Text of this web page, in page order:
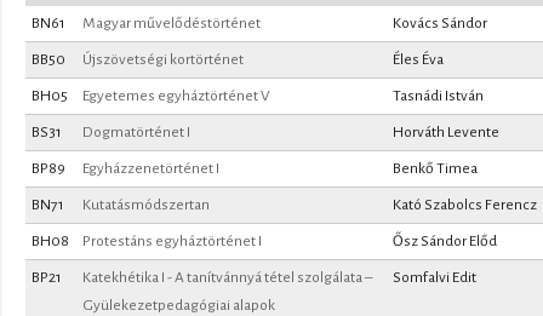
BN61 Magyar művelődéstörténet Kovács Sándor
BB50 Újszövetségi kortörténet Éles Éva
BH05 Egyetemes egyháztörténet V Tasnádi István
BS31 Dogmatörténet I Horváth Levente
BP89 Egyházzenetörténet I Benkő Timea
BN71 Kutatásmódszertan Kató Szabolcs Ferencz
BH08 Protestáns egyháztörténet I Ősz Sándor Előd
BP21
Katekhétika I - A tanítvánnyá tétel szolgálata –
Gyülekezetpedagógiai alapok
Somfalvi Edit